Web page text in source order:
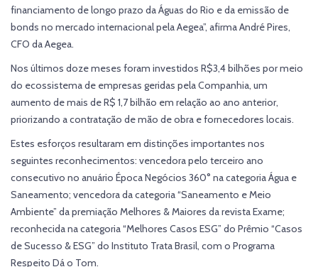
financiamento de longo prazo da Águas do Rio e da emissão de
bonds no mercado internacional pela Aegea”, afirma André Pires,
CFO da Aegea.
Nos últimos doze meses foram investidos R$3,4 bilhões por meio
do ecossistema de empresas geridas pela Companhia, um
aumento de mais de R$ 1,7 bilhão em relação ao ano anterior,
priorizando a contratação de mão de obra e fornecedores locais.
Estes esforços resultaram em distinções importantes nos
seguintes reconhecimentos: vencedora pelo terceiro ano
consecutivo no anuário Época Negócios 360° na categoria Água e
Saneamento; vencedora da categoria “Saneamento e Meio
Ambiente” da premiação Melhores & Maiores da revista Exame;
reconhecida na categoria “Melhores Casos ESG” do Prêmio “Casos
de Sucesso & ESG” do Instituto Trata Brasil, com o Programa
Respeito Dá o Tom.